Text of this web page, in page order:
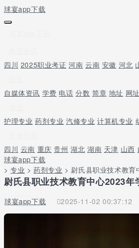
球宴app下载
四川 2025职业考证 河南 云南 安徽 河北
自媒体资讯 学费 电话 分数 简章 地址 网址
护理专业 药剂专业 汽修专业 计算机专业
四川 云南 重庆 贵州 湖北 湖南 天津 山西
球宴app下载
>专业 >药剂专业 > 尉氏县职业技术教
尉氏县职业技术教育中心2023
球宴app下载 2025-11-02 00:37:12